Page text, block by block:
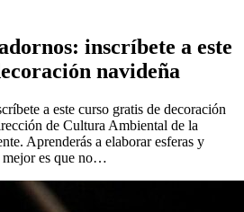
inscríbete a este
navideña
a este curso gratis de decoración
de Cultura Ambiental de la
Aprenderás a elaborar esferas y
mejor es que no…